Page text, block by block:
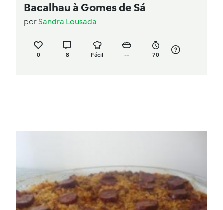
Bacalhau à Gomes de Sá
porSandra Lousada
0 8 Fácil -- 70